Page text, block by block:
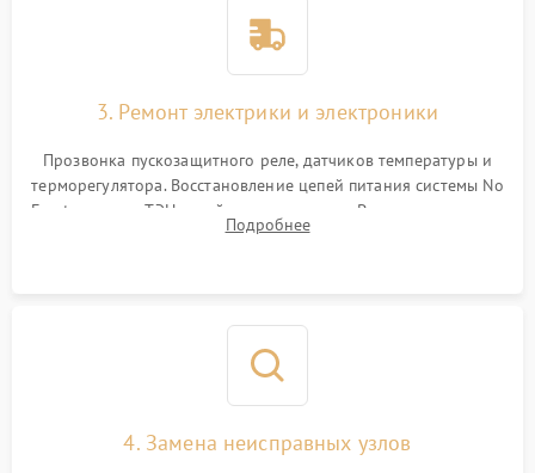
3. Ремонт электрики и электроники
Прозвонка пускозащитного реле, датчиков температуры и
терморегулятора. Восстановление цепей питания системы No
Frost, включая ТЭН оттайки и вентилятор. Ремонт или замена
платы управления при сбоях алгоритмов.
Подробнее
4. Замена неисправных узлов